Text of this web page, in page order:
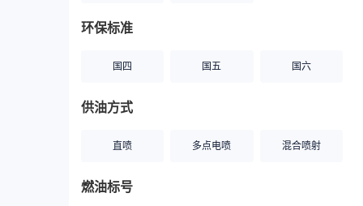
环保标准
国四 国五 国六
供油方式
直喷 多点电喷 混合喷射
燃油标号